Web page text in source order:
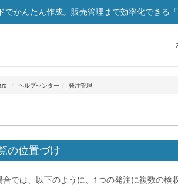
でかんたん作成。販売管理まで効率化できる「
ヘルプセンター 発注管理
の位置づけ
では、以下のように、1つの発注に複数の検